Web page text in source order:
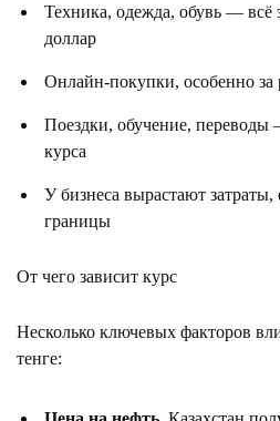
Техника, одежда, обувь — всё
доллар
Онлайн-покупки, особенно за
Поездки, обучение, переводы
курса
У бизнеса вырастают затраты,
границы
От чего зависит курс
Несколько ключевых факторов
тенге: